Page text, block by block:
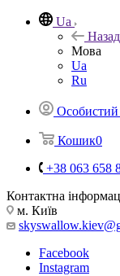
Ua
Назад
Мова
Ua
Ru
Особистий
Кошик0
+38 063 658
Контактна
м. Київ
Facebook
Instagram